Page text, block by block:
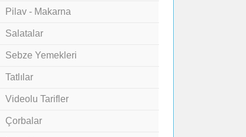
Pilav - Makarna
Salatalar
Sebze Yemekleri
Tatlılar
Videolu Tarifler
Çorbalar